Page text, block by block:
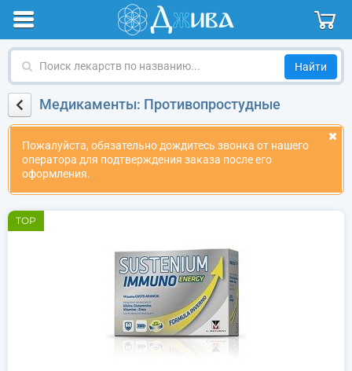
Поиск
по
названиюМедикаменты: Противопростудные
Пожалуйста, обязательно дождитесь звонка от нашего
оператора для подтверждения заказа после его
оформления.
TOP